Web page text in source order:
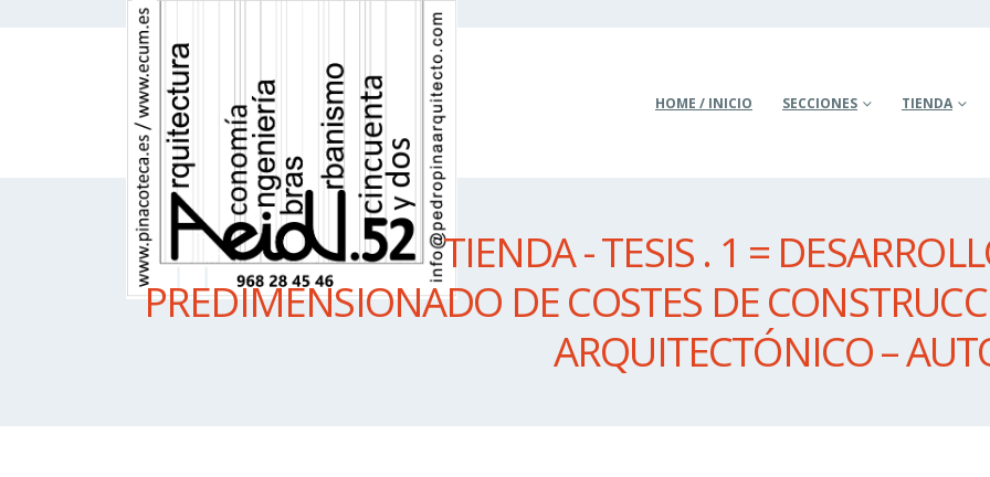
HOME / INICIO SECCIONES TIENDA
TIENDA - TESIS . 1 =
PREDIMENSIONADO DE COSTES DE
ARQUITECTÓNICO –